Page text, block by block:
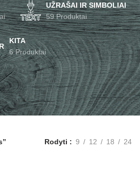
UŽRAŠAI IR SIMBOLIAI
59 Produktai
KITA
6 Produktai
Rodyti 9 12 18 24